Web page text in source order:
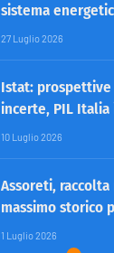
sistema
27 Luglio 2026
Istat:
incerte, PIL
10 Luglio 2026
Assoreti,
massimo storico
1 Luglio 2026